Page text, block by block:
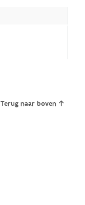
Terug naar boven